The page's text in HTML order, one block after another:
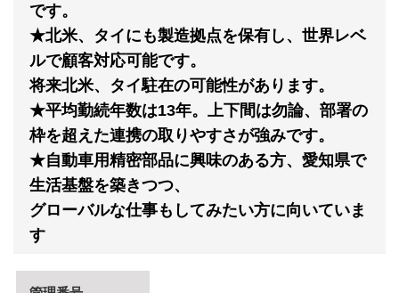
です。
★北米、タイにも製造拠点を保有し、世界レベ
ルで顧客対応可能です。
将来北米、タイ駐在の可能性があります。
★平均勤続年数は13年。上下間は勿論、部署の
枠を超えた連携の取りやすさが強みです。
★自動車用精密部品に興味のある方、愛知県で
生活基盤を築きつつ、
グローバルな仕事もしてみたい方に向いていま
す